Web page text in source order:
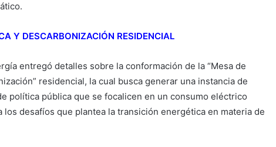
Y DESCARBONIZACIÓN RESIDENCIAL
entregó detalles sobre la conformación de la “Mesa de
residencial, la cual busca generar una instancia de
política pública que se focalicen en un consumo eléctrico
desafíos que plantea la transición energética en materia de